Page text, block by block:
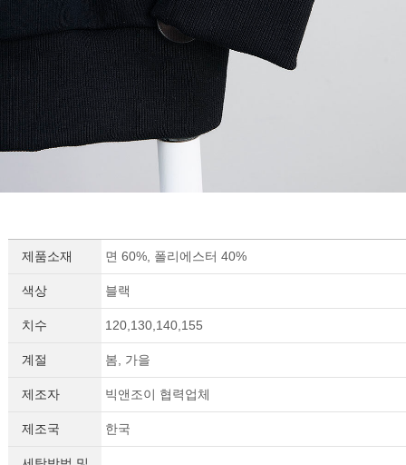
제품소재 면 60%, 폴리에스터 40%
색상 블랙
치수 120,130,140,155
계절 봄, 가을
제조자 빅앤조이 협력업체
제조국 한국